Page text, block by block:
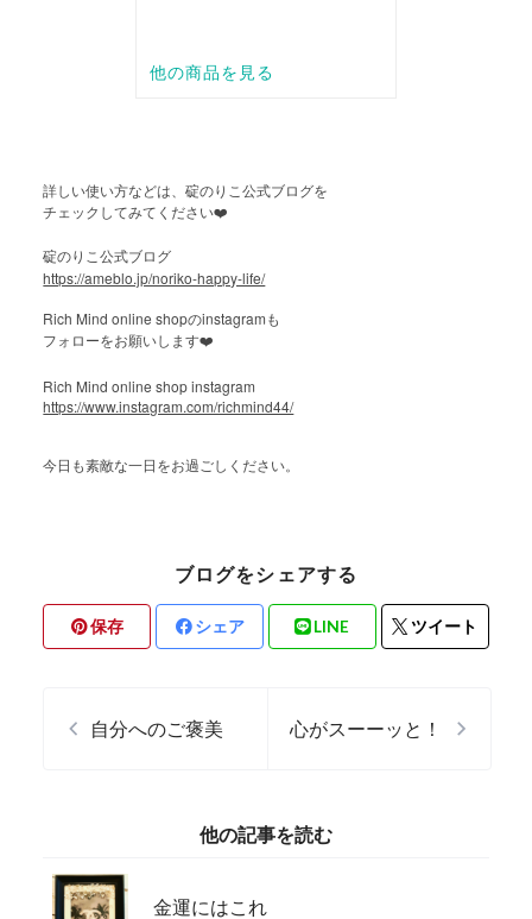
詳しい使い方などは、碇のりこ公式ブログを
チェックしてみてください❤️
碇のりこ公式ブログ
https://ameblo.jp/noriko-happy-life/
Rich Mind online shopのinstagram も
フォローをお願いします❤️
Rich Mind online shop instagram
https://www.instagram.com/richmind44/
今日も素敵な一日をお過ごしください。
ブログをシェアする
保存 シェア LINE ツイート
自分へのご褒美 心がスーーッと！
他の記事を読む
金運にはこれ